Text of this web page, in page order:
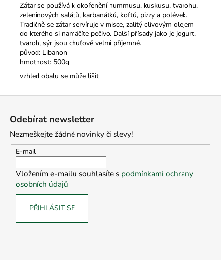
Zátar se používá k okořenění hummusu, kuskusu, tvarohu,
zeleninových salátů, karbanátků, koftů, pizzy a polévek.
Tradičně se zátar servíruje v misce, zalitý olivovým olejem
do kterého si namáčíte pečivo. Další přísady jako je jogurt,
tvaroh, sýr jsou chuťově velmi příjemné.
původ: Libanon
hmotnost: 500g
vzhled obalu se může lišit
Odebírat newsletter
Nezmeškejte žádné novinky či slevy!
E-mail
Vložením e-mailu souhlasíte s podmínkami ochrany
osobních údajů
PŘIHLÁSIT SE